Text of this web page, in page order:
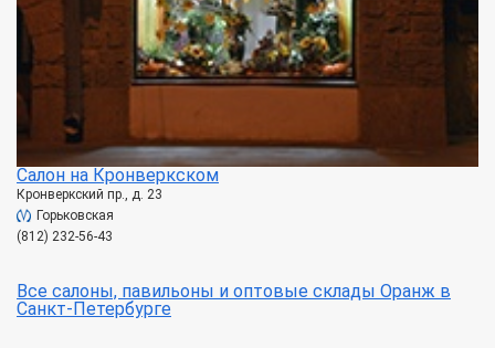
Салон на Кронверкском
Кронверкский пр., д. 23
Горьковская
(812) 232-56-43
Все салоны, павильоны и оптовые склады Оранж в
Санкт-Петербурге